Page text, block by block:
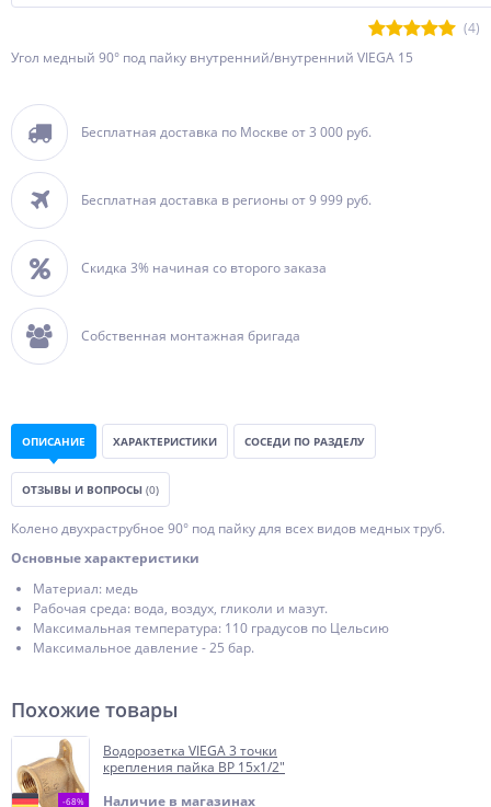
(4)
Угол медный 90° под пайку внутренний/внутренний VIEGA 15
Бесплатная доставка по Москве от 3 000 руб.
Бесплатная доставка в регионы от 9 999 руб.
Скидка 3% начиная со второго заказа
Собственная монтажная бригада
ОПИСАНИЕ ХАРАКТЕРИСТИКИ СОСЕДИ ПО РАЗДЕЛУ
ОТЗЫВЫ И ВОПРОСЫ (0)
Колено двухраструбное 90° под пайку для всех видов медных труб.
Основные характеристики
Материал: медь
Рабочая среда: вода, воздух, гликоли и мазут.
Максимальная температура: 110 градусов по Цельсию
Максимальное давление - 25 бар.
Похожие товары
-68%
Водорозетка VIEGA 3 точки
крепления пайка ВР 15х1/2"
Наличие в магазинах